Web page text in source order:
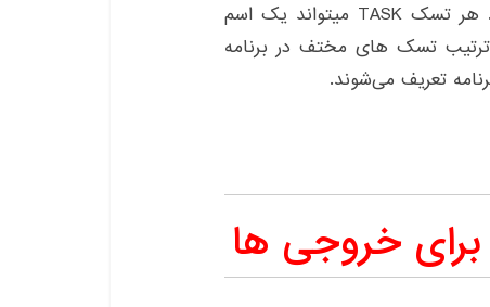
برنامه فراخوان برنگرداند، نوع آن VOID خواهد بود. هر تسک TASK میتواند یک اسم
ترتیب تسک های مختف در برنامه
خروجی ها